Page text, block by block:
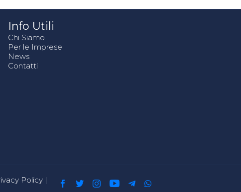
Info Utili
Chi Siamo
Per le Imprese
News
Contatti
Policy |